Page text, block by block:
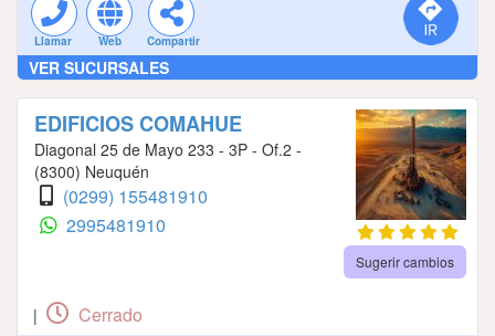
Llamar Web Compartir
VER SUCURSALES
EDIFICIOS COMAHUE
Diagonal 25 de Mayo 233 - 3P - Of.2 -
(8300) Neuquén
(0299) 155481910
2995481910
Sugerir cambios
| Cerrado